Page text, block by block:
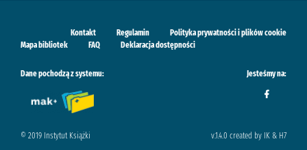
Kontakt Regulamin
Polityka prywatności i plików cookie
Mapa bibliotek
FAQ Deklaracja dostępności
Dane pochodzą z systemu: Jesteśmy na:
© 2019 Instytut Książki v.1.4.0 created by IK & H7